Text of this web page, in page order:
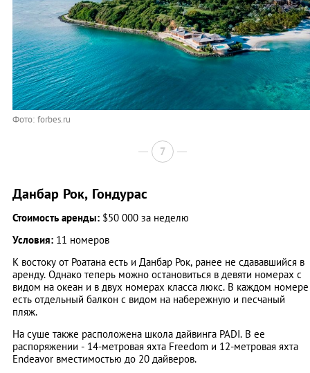
Фото: forbes.ru
7
Данбар Рок, Гондурас
Стоимость аренды: $50 000 за неделю
Условия: 11 номеров
К востоку от Роатана есть и Данбар Рок, ранее не сдававшийся в
аренду. Однако теперь можно остановиться в девяти номерах с
видом на океан и в двух номерах класса люкс. В каждом номере
есть отдельный балкон с видом на набережную и песчаный
пляж.
На суше также расположена школа дайвинга PADI. В ее
распоряжении - 14-метровая яхта Freedom и 12-метровая яхта
Endeavor вместимостью до 20 дайверов.